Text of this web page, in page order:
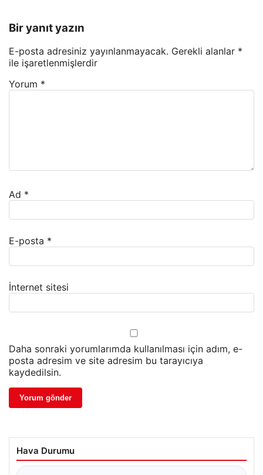
Bir yanıt yazın
E-posta adresiniz yayınlanmayacak. Gerekli alanlar *
ile işaretlenmişlerdir
Yorum *
Ad *
E-posta *
İnternet sitesi
Daha sonraki yorumlarımda kullanılması için adım, e-
posta adresim ve site adresim bu tarayıcıya
kaydedilsin.
Hava Durumu